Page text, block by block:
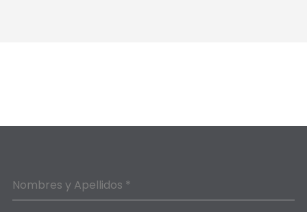
Nombres y Apellidos *